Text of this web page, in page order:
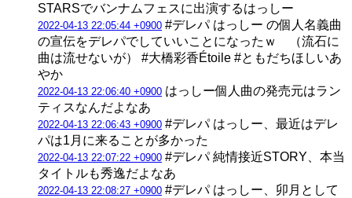
STARSでバンナムフェスに出演するはっしー
2022-04-13 22:05:44 +0900 #デレパ はっしー の個人名義曲
の宣伝をデレパでしていいことになったｗ （流石に
曲は流せないが） #大橋彩香Étoile #ともだちほしいあ
やか
2022-04-13 22:06:40 +0900 はっしー個人曲の発売元はラン
ティスなんだよなあ
2022-04-13 22:06:43 +0900 #デレパ はっしー、最近はデレ
パは1月に来ることが多かった
2022-04-13 22:07:22 +0900 #デレパ 純情接近STORY、本当
タイトルも秀逸だよなあ
2022-04-13 22:08:27 +0900 #デレパ はっしー、卯月として